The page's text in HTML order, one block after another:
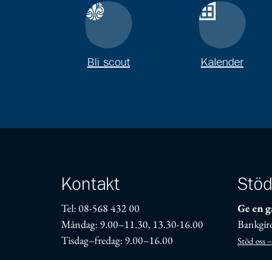
Bli scout Kalender
Kontakt
Tel: 08-568 432 00
Måndag: 9.00–11.30, 13.30-16.00
Tisdag–fredag: 9.00–16.00
Ge en
Stöd oss